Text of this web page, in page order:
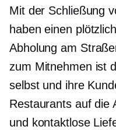
Mit der Schließung
haben einen
Abholung am
zum Mitnehmen ist
selbst und ihre
Restaurants auf die
und kontaktlose